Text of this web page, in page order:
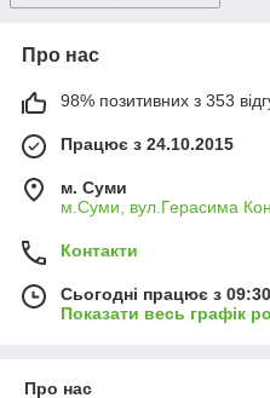
Про нас
98% позитивних з 353
Працює з 24.10.2015
м. Суми
м.Суми, вул.Герасима
Контакти
Сьогодні працює з
Показати весь графік
Про нас